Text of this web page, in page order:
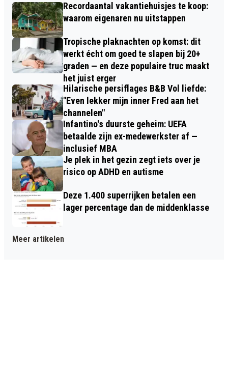
Recordaantal vakantiehuisjes te koop:
waarom eigenaren nu uitstappen
Tropische plaknachten op komst: dit
werkt écht om goed te slapen bij 20+
graden — en deze populaire truc maakt
het juist erger
Hilarische persiflages B&B Vol liefde:
"Even lekker mijn inner Fred aan het
channelen"
Infantino's duurste geheim: UEFA
betaalde zijn ex-medewerkster af —
inclusief MBA
Je plek in het gezin zegt iets over je
risico op ADHD en autisme
Deze 1.400 superrijken betalen een
lager percentage dan de middenklasse
Meer artikelen